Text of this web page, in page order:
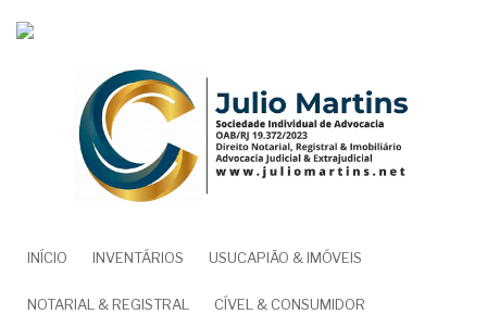
para
NAVEGAÇÃO
PRINCIPAL
INÍCIO INVENTÁRIOS USUCAPIÃO & IMÓVEIS
NOTARIAL & REGISTRAL CÍVEL & CONSUMIDOR